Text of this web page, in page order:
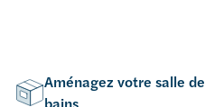
Aménagez votre salle de